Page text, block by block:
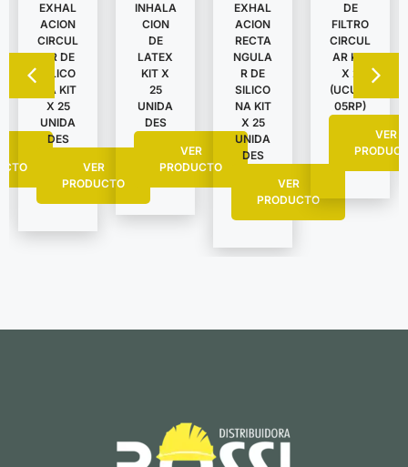
EXHAL
ACION
CIRCUL
AR DE
SILICO
NA KIT
X 25
UNIDA
DES
VER
PRODUCTO
INHALA
CION
DE
LATEX
KIT X
25
UNIDA
DES
VER
PRODUCTO
EXHAL
ACION
RECTA
NGULA
R DE
SILICO
NA KIT
X 25
UNIDA
DES
VER
PRODUCTO
DE
FILTRO
CIRCUL
AR KIT
X 2
(UCU62
05RP)
VER